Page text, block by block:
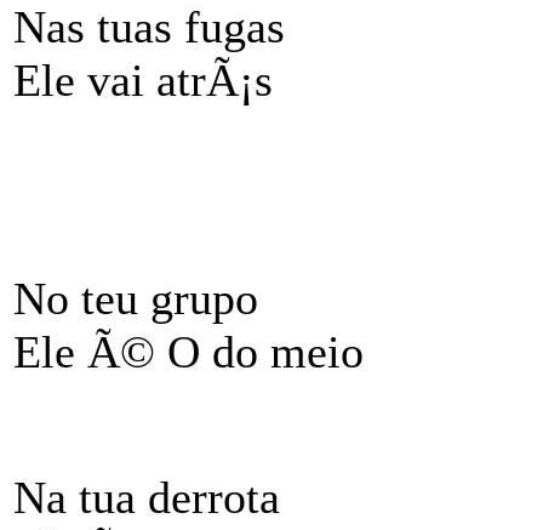
Nas tuas fugas
Ele vai atrÃ¡s
No teu grupo
Ele Ã© O do meio
Na tua derrota